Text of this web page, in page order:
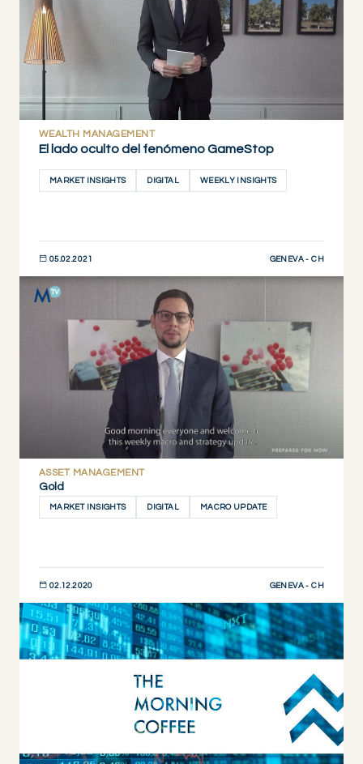
WEALTH MANAGEMENT
El lado oculto del fenómeno GameStop
MARKET INSIGHTS DIGITAL WEEKLY INSIGHTS
05.02.2021 GENEVA - CH
DESCUBRIR AHORA
ASSET MANAGEMENT
Gold
MARKET INSIGHTS DIGITAL MACRO UPDATE
02.12.2020 GENEVA - CH
DESCUBRIR AHORA